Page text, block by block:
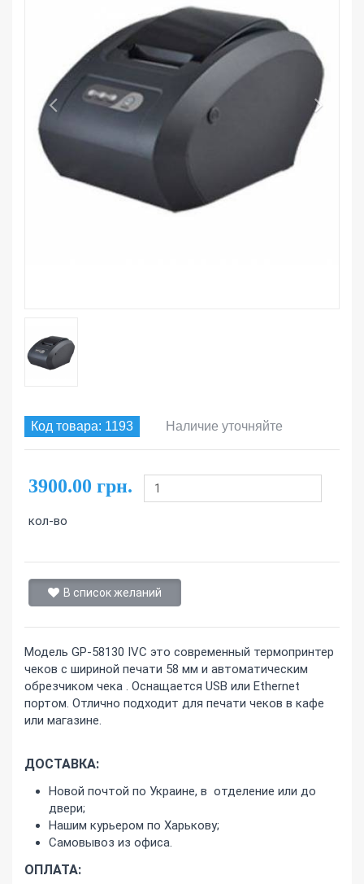
Код товара: 1193 Наличие уточняйте
3900.00 грн.
кол-во
В список желаний
Модель GP-58130 IVC это современный термопринтер
чеков с шириной печати 58 мм и автоматическим
обрезчиком чека . Оснащается USB или Ethernet
портом. Отлично подходит для печати чеков в кафе
или магазине.
ДОСТАВКА:
Новой почтой по Украине, в отделение или до
двери;
Нашим курьером по Харькову;
Самовывоз из офиса.
ОПЛАТА: